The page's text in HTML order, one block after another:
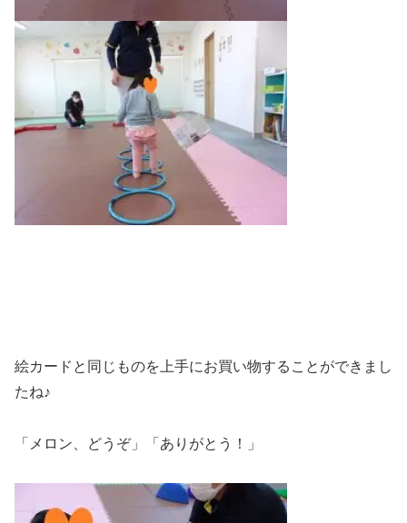
絵カードと同じものを上手にお買い物することができまし
たね♪
「メロン、どうぞ」「ありがとう！」